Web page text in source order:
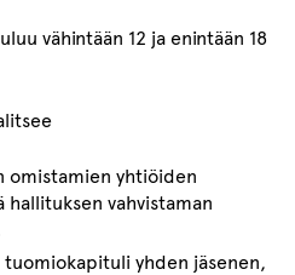
vähintään 12 ja enintään 18
omistamien yhtiöiden
hallituksen vahvistaman
tuomiokapituli yhden jäsenen,